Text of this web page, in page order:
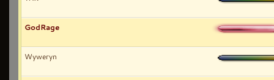
GodRage
Wyweryn